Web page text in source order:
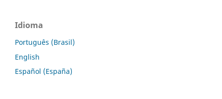
Idioma
Português (Brasil)
English
Español (España)